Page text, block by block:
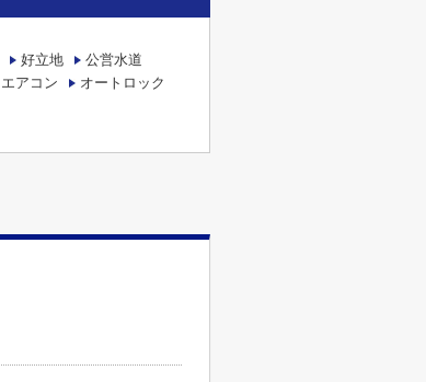
好立地
公営水道
エアコン
オートロック